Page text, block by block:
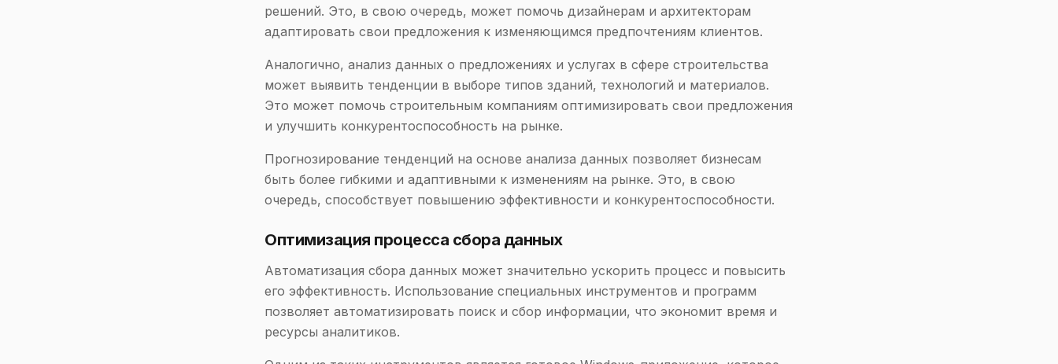
решений. Это, в свою очередь, может помочь дизайнерам и архитекторам
адаптировать свои предложения к изменяющимся предпочтениям клиентов.
Аналогично, анализ данных о предложениях и услугах в сфере строительства
может выявить тенденции в выборе типов зданий, технологий и материалов.
Это может помочь строительным компаниям оптимизировать свои предложения
и улучшить конкурентоспособность на рынке.
Прогнозирование тенденций на основе анализа данных позволяет бизнесам
быть более гибкими и адаптивными к изменениям на рынке. Это, в свою
очередь, способствует повышению эффективности и конкурентоспособности.
Оптимизация процесса сбора данных
Автоматизация сбора данных может значительно ускорить процесс и повысить
его эффективность. Использование специальных инструментов и программ
позволяет автоматизировать поиск и сбор информации, что экономит время и
ресурсы аналитиков.